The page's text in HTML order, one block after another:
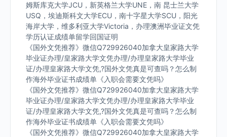
姆斯库克大学JCU，新英格兰大学UNE，南 昆士兰大学
USQ，埃迪斯科文大学ECU，南十字星大学SCU，阳光
海岸大学，维多利亚大学Victoria，办理澳洲毕业证文凭
学历认证成绩单留学回国证明
《国外文凭推荐》微信Q729926040加拿大皇家路大学
毕业证办理/皇家路大学文凭办理/办理皇家路大学毕业
证/办理皇家路大学文凭,?国外文凭真是可查吗？怎么制
作海外毕业证书成绩单《入职会需要文凭吗》
《国外文凭推荐》微信Q729926040加拿大皇家路大学
毕业证办理/皇家路大学文凭办理/办理皇家路大学毕业
证/办理皇家路大学文凭,?国外文凭真是可查吗？怎么制
作海外毕业证书成绩单《入职会需要文凭吗》
《国外文凭推荐》微信Q729926040加拿大皇家路大学